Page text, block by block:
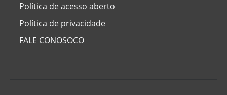
Política de acesso aberto
Política de privacidade
FALE CONOSOCO